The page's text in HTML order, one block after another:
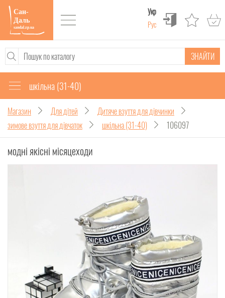
Укр
Рус
ЗНАЙТИ
шкільна (31-40)
Магазин Для дітей
Дитяче взуття для дівчинки
зимове взуття для дівчаток
шкільна (31-40) 106097
модні якісні місяцеходи